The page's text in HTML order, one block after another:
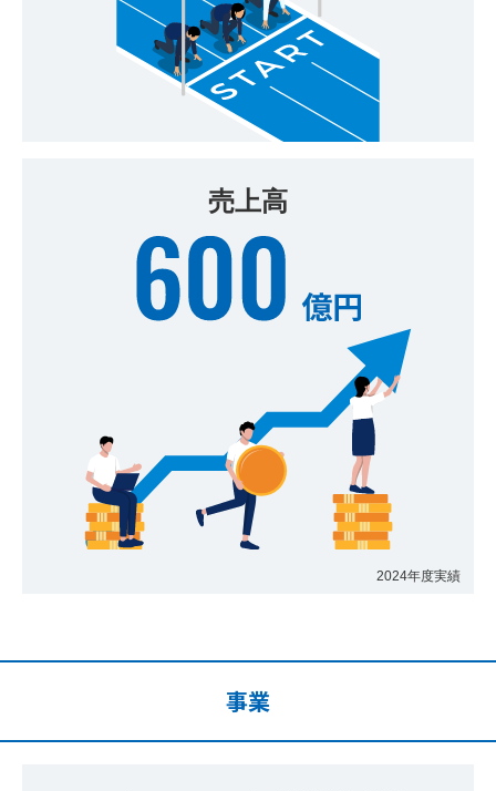
売上高
2024年度実績
事業